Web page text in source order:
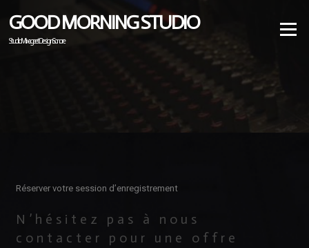
GOOD MORNING STUDIO
Studio Mixage et Design Sonore
Menu
Réserver votre session d’enregistrement
N’hésitez pas à nous
contacter pour une offre